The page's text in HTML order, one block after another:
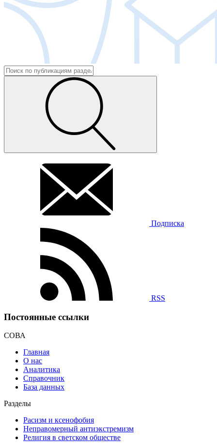
Подписка
RSS
Постоянные ссылки
СОВА
Главная
О нас
Аналитика
Справочник
База данных
Разделы
Расизм и ксенофобия
Неправомерный антиэкстремизм
Религия в светском обществе